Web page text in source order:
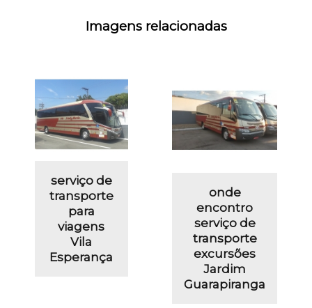
Imagens relacionadas
serviço de
transporte
para
viagens
Vila
Esperança
onde
encontro
serviço de
transporte
excursões
Jardim
Guarapiranga